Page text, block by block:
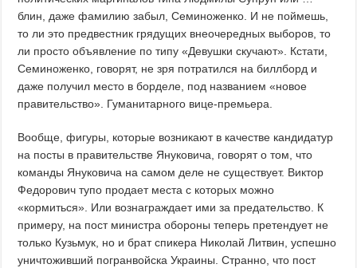
блин, даже фамилию забыл, Семиноженко. И не поймешь,
то ли это предвестник грядущих внеочередных выборов, то
ли просто объявление по типу «Девушки скучают». Кстати,
Семиноженко, говорят, не зря потратился на биллборд и
даже получил место в борделе, под названием «новое
правительство». Гуманитарного вице-премьера.
Вообще, фигуры, которые возникают в качестве кандидатур
на посты в правительстве Януковича, говорят о том, что
команды Януковича на самом деле не существует. Виктор
Федорович тупо продает места с которых можно
«кормиться». Или вознаграждает ими за предательство. К
примеру, на пост министра обороны теперь претендует не
только Кузьмук, но и брат спикера Николай Литвин, успешно
уничтоживший погранвойска Украины. Странно, что пост